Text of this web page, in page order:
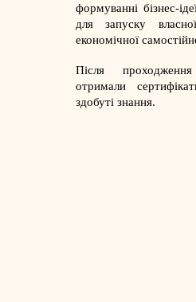
формуванні бізнес-
для запуску
економічної
Після
отримали
здобуті знання.